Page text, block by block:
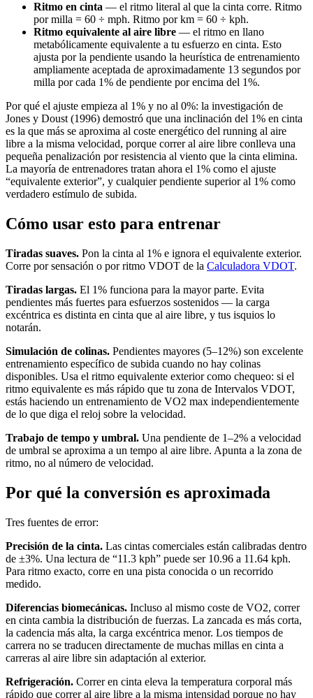
Ritmo en cinta — el ritmo literal al que la cinta corre. Ritmo
por milla = 60 ÷ mph. Ritmo por km = 60 ÷ kph.
Ritmo equivalente al aire libre — el ritmo en llano
metabólicamente equivalente a tu esfuerzo en cinta. Esto
ajusta por la pendiente usando la heurística de entrenamiento
ampliamente aceptada de aproximadamente 13 segundos por
milla por cada 1% de pendiente por encima del 1%.
Por qué el ajuste empieza al 1% y no al 0%: la investigación de
Jones y Doust (1996) demostró que una inclinación del 1% en cinta
es la que más se aproxima al coste energético del running al aire
libre a la misma velocidad, porque correr al aire libre conlleva una
pequeña penalización por resistencia al viento que la cinta elimina.
La mayoría de entrenadores tratan ahora el 1% como el ajuste
“equivalente exterior”, y cualquier pendiente superior al 1% como
verdadero estímulo de subida.
Cómo usar esto para entrenar
Tiradas suaves. Pon la cinta al 1% e ignora el equivalente exterior.
Corre por sensación o por ritmo VDOT de la Calculadora VDOT.
Tiradas largas. El 1% funciona para la mayor parte. Evita
pendientes más fuertes para esfuerzos sostenidos — la carga
excéntrica es distinta en cinta que al aire libre, y tus isquios lo
notarán.
Simulación de colinas. Pendientes mayores (5–12%) son excelente
entrenamiento específico de subida cuando no hay colinas
disponibles. Usa el ritmo equivalente exterior como chequeo: si el
ritmo equivalente es más rápido que tu zona de Intervalos VDOT,
estás haciendo un entrenamiento de VO2 max independientemente
de lo que diga el reloj sobre la velocidad.
Trabajo de tempo y umbral. Una pendiente de 1–2% a velocidad
de umbral se aproxima a un tempo al aire libre. Apunta a la zona de
ritmo, no al número de velocidad.
Por qué la conversión es aproximada
Tres fuentes de error:
Precisión de la cinta. Las cintas comerciales están calibradas dentro
de ±3%. Una lectura de “11.3 kph” puede ser 10.96 a 11.64 kph.
Para ritmo exacto, corre en una pista conocida o un recorrido
medido.
Diferencias biomecánicas. Incluso al mismo coste de VO2, correr
en cinta cambia la distribución de fuerzas. La zancada es más corta,
la cadencia más alta, la carga excéntrica menor. Los tiempos de
carrera no se traducen directamente de muchas millas en cinta a
carreras al aire libre sin adaptación al exterior.
Refrigeración. Correr en cinta eleva la temperatura corporal más
rápido que correr al aire libre a la misma intensidad porque no hay